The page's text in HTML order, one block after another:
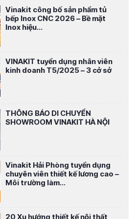
Vinakit công bố sản phẩm tủ
bếp Inox CNC 2026 – Bề mặt
Inox hiệu...
VINAKIT tuyển dụng nhân viên
kinh doanh T5/2025 – 3 cở sở
THÔNG BÁO DI CHUYỂN
SHOWROOM VINAKIT HÀ NỘI
Vinakit Hải Phòng tuyển dụng
chuyên viên thiết kế lương cao –
Môi trường làm...
20 Xu hướng thiết kế nội thất